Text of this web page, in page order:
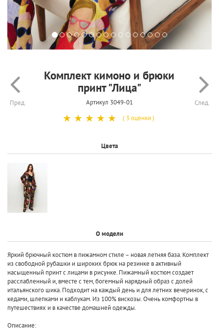
Пред.
Комплект кимоно и брюки
принт "Лица"
Артикул 3049-01 След.
☆
☆
☆
☆
☆ ( 3 оценки )
Цвета
О модели
Яркий брючный костюм в пижамном стиле – новая летняя база. Комплект
из свободной рубашки и широких брюк на резинке в активный
насыщенный принт с лицами в рисунке. Пижамный костюм создает
расслабленный и, вместе с тем, богемный нарядный образ с долей
итальянского шика. Подходит на каждый день и для летних вечеринок, с
кедами, шлепками и каблукам. Из 100% вискозы. Очень комфортны в
путешествиях и в качестве домашней одежды.
Описание: